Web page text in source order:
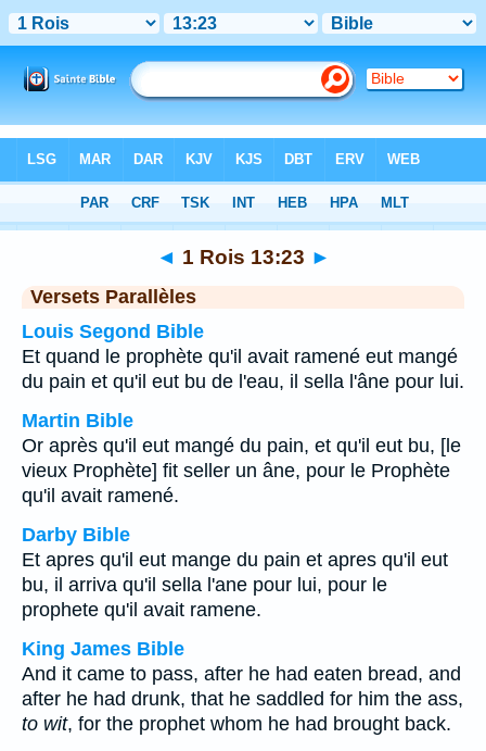
Chapitre 13> Verset 23
◄ 1 Rois 13:23 ►
Versets Parallèles
Louis Segond Bible
Et quand le prophète qu'il avait ramené eut mangé
du pain et qu'il eut bu de l'eau, il sella l'âne pour lui.
Martin Bible
Or après qu'il eut mangé du pain, et qu'il eut bu, [le
vieux Prophète] fit seller un âne, pour le Prophète
qu'il avait ramené.
Darby Bible
Et apres qu'il eut mange du pain et apres qu'il eut
bu, il arriva qu'il sella l'ane pour lui, pour le
prophete qu'il avait ramene.
King James Bible
And it came to pass, after he had eaten bread, and
after he had drunk, that he saddled for him the ass,
to wit, for the prophet whom he had brought back.